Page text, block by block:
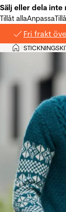
Sälj eller dela
Tillåt allaAnpassa
Fri frakt
Hem
>